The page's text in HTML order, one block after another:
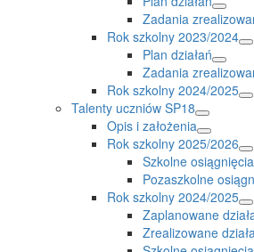
Zadania
Rok szkolny 2023/2024
Plan działań
Zadania
Rok szkolny 2024/2025
Talenty uczniów SP18
Opis i założenia
Rok szkolny 2025/2026
Szkolne
Pozaszkolne
Rok szkolny 2024/2025
Zaplanowane
Zrealizowane